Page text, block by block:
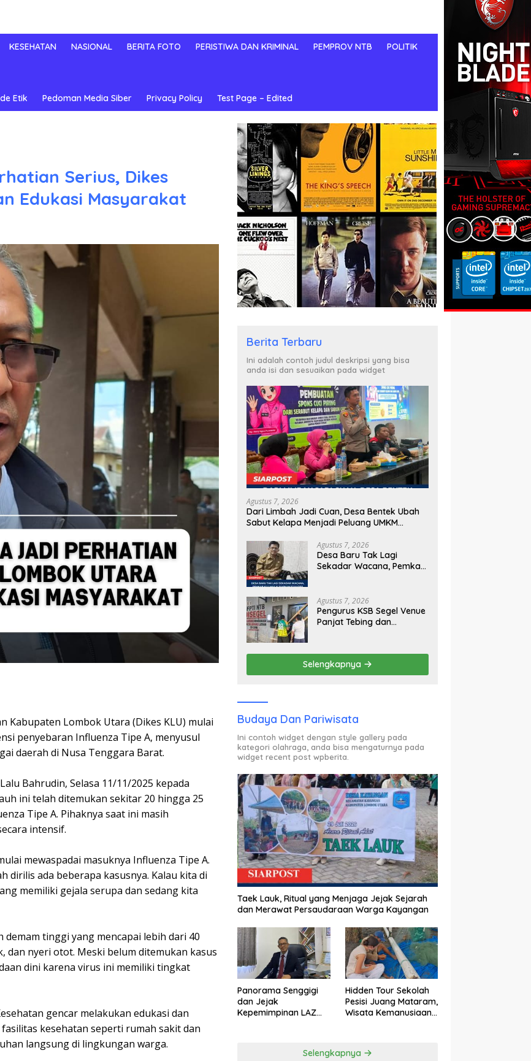
KESEHATAN NASIONAL BERITA FOTO PERISTIWA DAN KRIMINAL PEMPROV NTB POLITIK
Etik Pedoman Media Siber Privacy Policy Test Page – Edited
Serius, Dikes
Edukasi Masyarakat
Kabupaten Lombok Utara (Dikes KLU) mulai
penyebaran Influenza Tipe A, menyusul
daerah di Nusa Tenggara Barat.
Bahrudin, Selasa 11/11/2025 kepada
ini telah ditemukan sekitar 20 hingga 25
Tipe A. Pihaknya saat ini masih
intensif.
mewaspadai masuknya Influenza Tipe A.
dirilis ada beberapa kasusnya. Kalau kita di
memiliki gejala serupa dan sedang kita
tinggi yang mencapai lebih dari 40
dan nyeri otot. Meski belum ditemukan kasus
dini karena virus ini memiliki tingkat
gencar melakukan edukasi dan
kesehatan seperti rumah sakit dan
langsung di lingkungan warga.
Berita Terbaru
Ini adalah contoh judul deskripsi yang bisa
anda isi dan sesuaikan pada widget
Agustus 7, 2026
Dari Limbah Jadi Cuan, Desa Bentek Ubah
Sabut Kelapa Menjadi Peluang UMKM
Agustus 7, 2026
Desa Baru Tak Lagi
Sekadar Wacana, Pemkab
Agustus 7, 2026
Pengurus KSB Segel Venue
Panjat Tebing dan
Beralih Ke Dompu
Selengkapnya
Budaya Dan Pariwisata
Ini contoh widget dengan style gallery pada
kategori olahraga, anda bisa mengaturnya pada
widget recent post wpberita.
Taek Lauk, Ritual yang Menjaga Jejak Sejarah
dan Merawat Persaudaraan Warga Kayangan
Panorama Senggigi
dan Jejak
Kepemimpinan LAZ
Hidden Tour Sekolah
Pesisi Juang Mataram,
Wisata Kemanusiaan
Selengkapnya